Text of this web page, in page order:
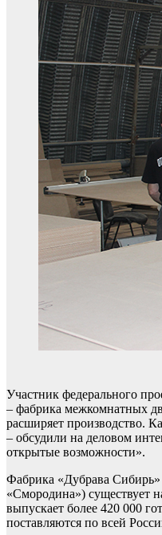
Участник федерального
– фабрика межкомнатных
расширяет производство.
– обсудили на деловом
открытые возможности».
Фабрика «Дубрава
«Смородина») существует
выпускает более 420 000
поставляются по всей